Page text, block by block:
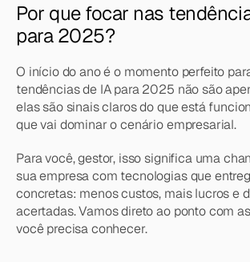
Por que focar nas
para 2025?
O início do ano é o momento perfeito
tendências de IA para 2025 não são
elas são sinais claros do que está
que vai dominar o cenário empresarial.
Para você, gestor, isso significa uma
sua empresa com tecnologias que
concretas: menos custos, mais lucros e
acertadas. Vamos direto ao ponto com
você precisa conhecer.